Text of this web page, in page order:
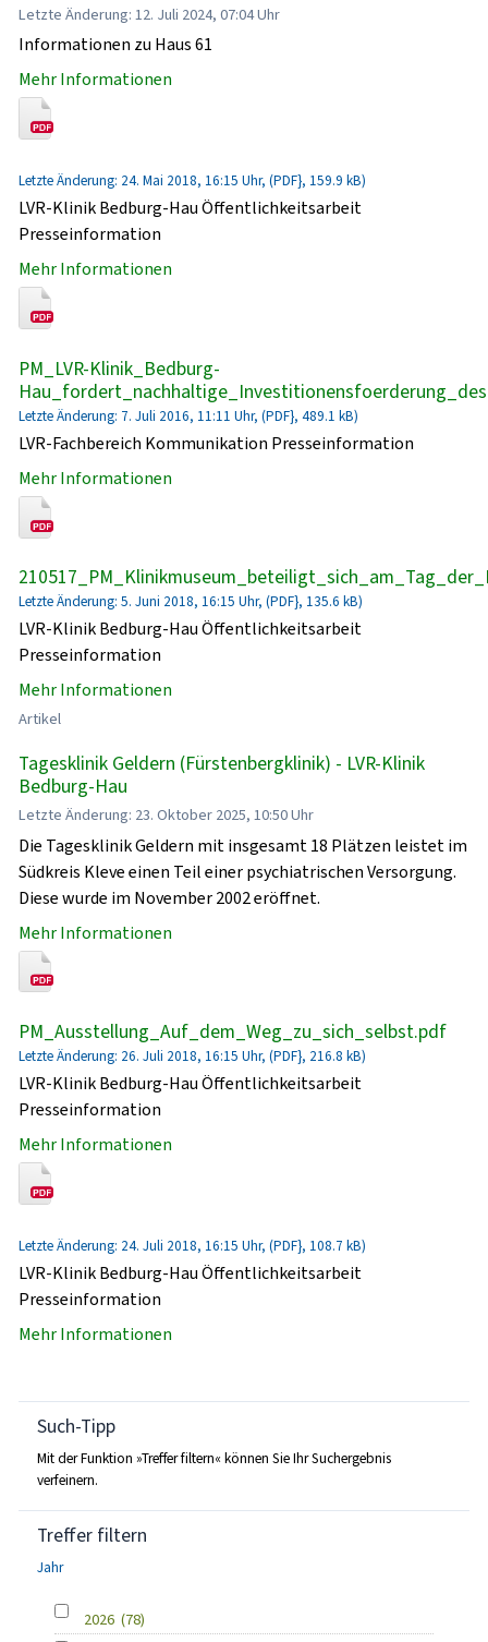
Letzte Änderung: 12. Juli 2024, 07:04 Uhr
Informationen zu Haus 61
Mehr Informationen
Letzte Änderung: 24. Mai 2018, 16:15 Uhr, (PDF}, 159.9 kB)
LVR-Klinik Bedburg-Hau Öffentlichkeitsarbeit
Presseinformation
Mehr Informationen
PM_LVR-Klinik_Bedburg-
Letzte Änderung: 7. Juli 2016, 11:11 Uhr, (PDF}, 489.1 kB)
LVR-Fachbereich Kommunikation Presseinformation
Mehr Informationen
Letzte Änderung: 5. Juni 2018, 16:15 Uhr, (PDF}, 135.6 kB)
LVR-Klinik Bedburg-Hau Öffentlichkeitsarbeit
Presseinformation
Mehr Informationen
Artikel
Tagesklinik Geldern (Fürstenbergklinik) - LVR-Klinik
Bedburg-Hau
Letzte Änderung: 23. Oktober 2025, 10:50 Uhr
Die Tagesklinik Geldern mit insgesamt 18 Plätzen leistet im
Südkreis Kleve einen Teil einer psychiatrischen Versorgung.
Diese wurde im November 2002 eröffnet.
Mehr Informationen
PM_Ausstellung_Auf_dem_Weg_zu_sich_selbst.pdf
Letzte Änderung: 26. Juli 2018, 16:15 Uhr, (PDF}, 216.8 kB)
LVR-Klinik Bedburg-Hau Öffentlichkeitsarbeit
Presseinformation
Mehr Informationen
Letzte Änderung: 24. Juli 2018, 16:15 Uhr, (PDF}, 108.7 kB)
LVR-Klinik Bedburg-Hau Öffentlichkeitsarbeit
Presseinformation
Mehr Informationen
Such-Tipp
Mit der Funktion »Treffer filtern« können Sie Ihr Suchergebnis
verfeinern.
Treffer filtern
Jahr
2026 (78)